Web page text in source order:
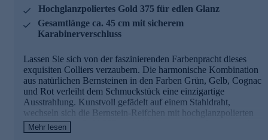
Hochglanzpoliertes Gold 375 für edlen Glanz
Gesamtlänge ca. 45 cm mit sicherem
Karabinerverschluss
Lassen Sie sich von der faszinierenden Farbenpracht dieses
exquisiten Colliers verzaubern. Die harmonische Kombination
aus natürlichen Bernsteinen in den Farben Grün, Gelb, Cognac
und Rot verleiht dem Schmuckstück eine einzigartige
Ausstrahlung. Kunstvoll gefädelt auf einem Stahldraht,
wechseln sich die Bernstein-Reifchen mit hochglanzpolierten
Elementen aus Gold 375 ab und kreieren so ein faszinierendes
Spiel von Farben und Texturen. Ergänzt wird diese
Mehr lesen